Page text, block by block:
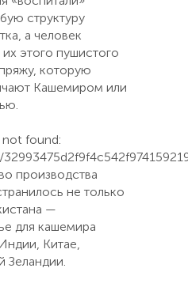
структуру
а человек
этого пушистого
которую
Кашемиром или
not found:
производства
не только
—
для кашемира
Китае,
Зеландии.